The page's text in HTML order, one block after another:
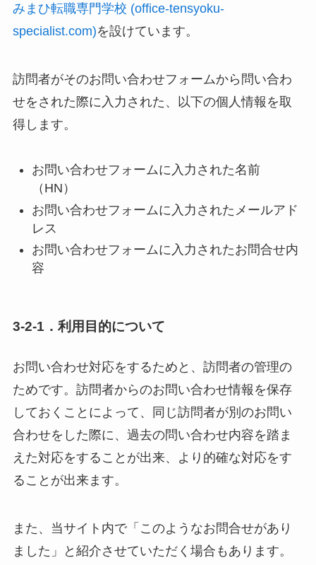
みまひ転職専門学校 (office-tensyoku-
specialist.com)を設けています。
訪問者がそのお問い合わせフォームから問い合わ
せをされた際に入力された、以下の個人情報を取
得します。
お問い合わせフォームに入力された名前
（HN）
お問い合わせフォームに入力されたメールアド
レス
お問い合わせフォームに入力されたお問合せ内
容
3-2-1．利用目的について
お問い合わせ対応をするためと、訪問者の管理の
ためです。訪問者からのお問い合わせ情報を保存
しておくことによって、同じ訪問者が別のお問い
合わせをした際に、過去の問い合わせ内容を踏ま
えた対応をすることが出来、より的確な対応をす
ることが出来ます。
また、当サイト内で「このようなお問合せがあり
ました」と紹介させていただく場合もあります。